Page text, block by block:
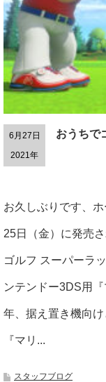
6月27日
2021年
おうちで
お久しぶりです、
25日（金）に発売
ゴルフ スーパーラ
ンテンドー3DS用
年、据え置き機向
『マリ...
スタッフブログ